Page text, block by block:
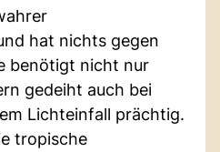
hat nichts gegen
benötigt nicht nur
gedeiht auch bei
Lichteinfall prächtig.
tropische